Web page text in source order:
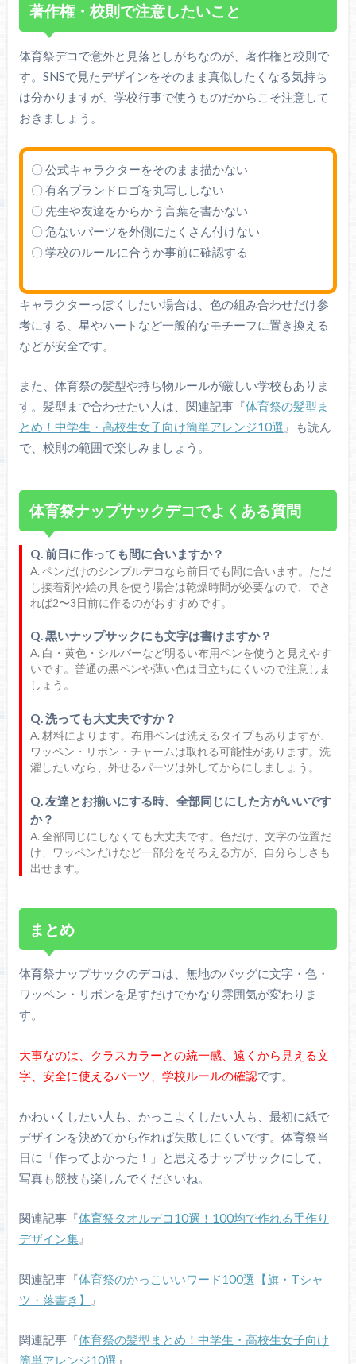
著作権・校則で注意したいこと
体育祭デコで意外と見落としがちなのが、著作権と校則で
す。SNSで見たデザインをそのまま真似したくなる気持ち
は分かりますが、学校行事で使うものだからこそ注意して
おきましょう。
〇 公式キャラクターをそのまま描かない
〇 有名ブランドロゴを丸写ししない
〇 先生や友達をからかう言葉を書かない
〇 危ないパーツを外側にたくさん付けない
〇 学校のルールに合うか事前に確認する
キャラクターっぽくしたい場合は、色の組み合わせだけ参
考にする、星やハートなど一般的なモチーフに置き換える
などが安全です。
また、体育祭の髪型や持ち物ルールが厳しい学校もありま
す。髪型まで合わせたい人は、関連記事『体育祭の髪型ま
とめ！中学生・高校生女子向け簡単アレンジ10選 』も読ん
で、校則の範囲で楽しみましょう。
体育祭ナップサックデコでよくある質問
Q. 前日に作っても間に合いますか？
A. ペンだけのシンプルデコなら前日でも間に合います。ただ
し接着剤や絵の具を使う場合は乾燥時間が必要なので、でき
れば2〜3日前に作るのがおすすめです。
Q. 黒いナップサックにも文字は書けますか？
A. 白・黄色・シルバーなど明るい布用ペンを使うと見えやす
いです。普通の黒ペンや薄い色は目立ちにくいので注意しま
しょう。
Q. 洗っても大丈夫ですか？
A. 材料によります。布用ペンは洗えるタイプもありますが、
ワッペン・リボン・チャームは取れる可能性があります。洗
濯したいなら、外せるパーツは外してからにしましょう。
Q. 友達とお揃いにする時、全部同じにした方がいいです
か？
A. 全部同じにしなくても大丈夫です。色だけ、文字の位置だ
け、ワッペンだけなど一部分をそろえる方が、自分らしさも
出せます。
まとめ
体育祭ナップサックのデコは、無地のバッグに文字・色・
ワッペン・リボンを足すだけでかなり雰囲気が変わりま
す。
大事なのは、クラスカラーとの統一感、遠くから見える文
字、安全に使えるパーツ、学校ルールの確認です。
かわいくしたい人も、かっこよくしたい人も、最初に紙で
デザインを決めてから作れば失敗しにくいです。体育祭当
日に「作ってよかった！」と思えるナップサックにして、
写真も競技も楽しんでくださいね。
関連記事『体育祭タオルデコ10選！100均で作れる手作り
デザイン集』
関連記事『体育祭のかっこいいワード100選【旗・Tシャ
ツ・落書き】
』
関連記事『体育祭の髪型まとめ！中学生・高校生女子向け
簡単アレンジ10選 』